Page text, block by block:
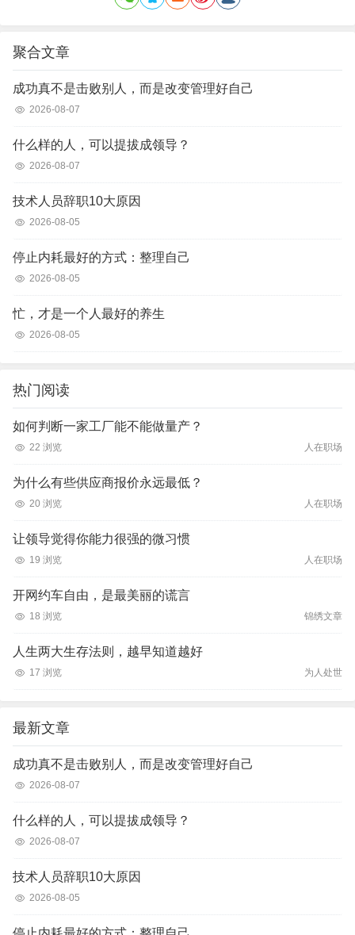
聚合文章
成功真不是击败别人，而是改变管理好自己
2026-08-07
什么样的人，可以提拔成领导？
2026-08-07
技术人员辞职10大原因
2026-08-05
停止内耗最好的方式：整理自己
2026-08-05
忙，才是一个人最好的养生
2026-08-05
热门阅读
如何判断一家工厂能不能做量产？
22 浏览 人在职场
为什么有些供应商报价永远最低？
20 浏览 人在职场
让领导觉得你能力很强的微习惯
19 浏览 人在职场
开网约车自由，是最美丽的谎言
18 浏览 锦绣文章
人生两大生存法则，越早知道越好
17 浏览 为人处世
最新文章
成功真不是击败别人，而是改变管理好自己
2026-08-07
什么样的人，可以提拔成领导？
2026-08-07
技术人员辞职10大原因
2026-08-05